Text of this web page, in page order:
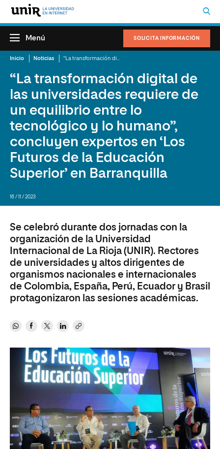
SOLICITA INFORMACIÓN
Menú
Inicio Noticias
“La transformación digital de
las universidades requiere de
un equilibrio entre lo
tecnológico y lo humano”,
concluyen expertos en ‘Los
Futuros de la Educación
Superior’ en Barranquilla
16 / 11 / 2023
Se celebró durante dos jornadas con la
organización de la Universidad
Internacional de La Rioja (UNIR). Rectores
de universidades y altos dirigentes de
organismos nacionales e internacionales
de Colombia, España, Perú, Ecuador y Brasil
protagonizaron las sesiones académicas.